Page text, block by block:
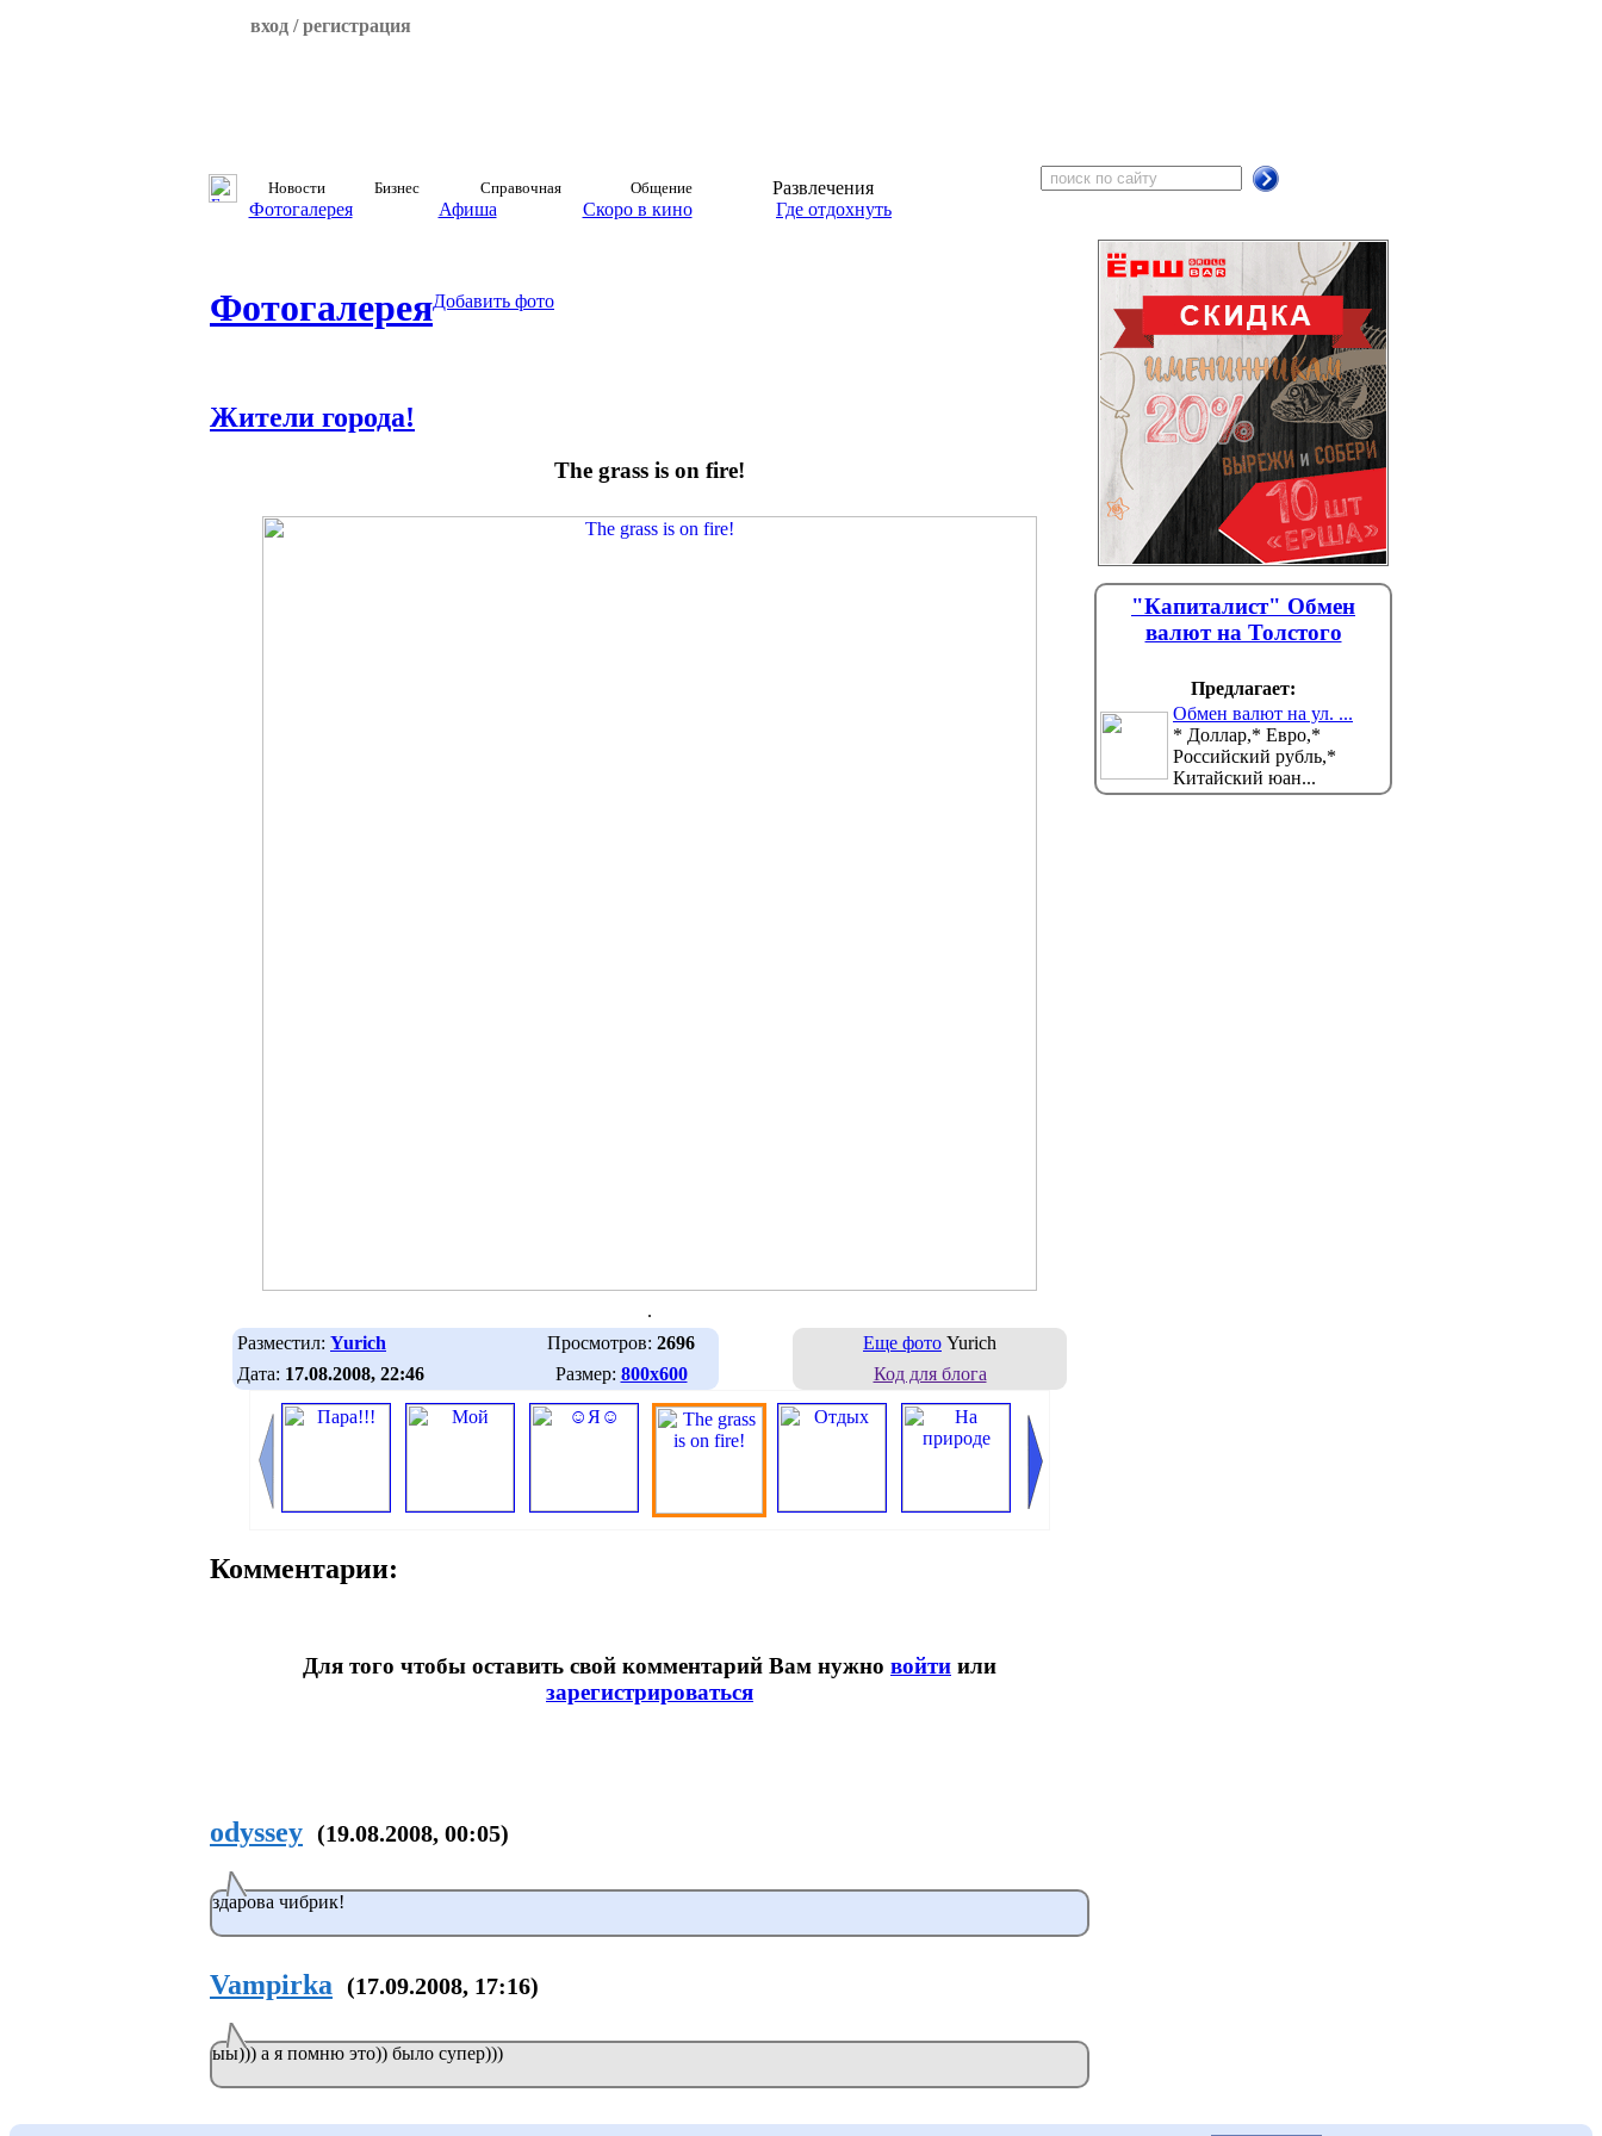
вход / регистрация
Новости Бизнес Справочная Общение
Развлечения
Фотогалерея
Афиша Скоро в кино Где отдохнуть
ФотогалереяДобавить фото
Жители города!
The grass is on fire!
.
Разместил: Yurich Просмотров: 2696
Дата: 17.08.2008, 22:46 Размер: 800х600
Еще фото Yurich
Код для блога
Комментарии:
Для того чтобы оставить свой комментарий Вам нужно войти или
зарегистрироваться
odyssey (19.08.2008, 00:05)
здарова чибрик!
Vampirka (17.09.2008, 17:16)
ыы))) а я помню это)) было супер)))
"Капиталист" Обмен
валют на Толстого
Предлагает:
Обмен валют на ул. ...
* Доллар,* Евро,*
Российский рубль,*
Китайский юан...